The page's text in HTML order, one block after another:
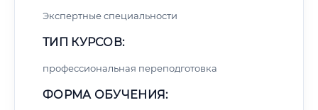
Экспертные специальности
ТИП КУРСОВ:
профессиональная переподготовка
ФОРМА ОБУЧЕНИЯ: